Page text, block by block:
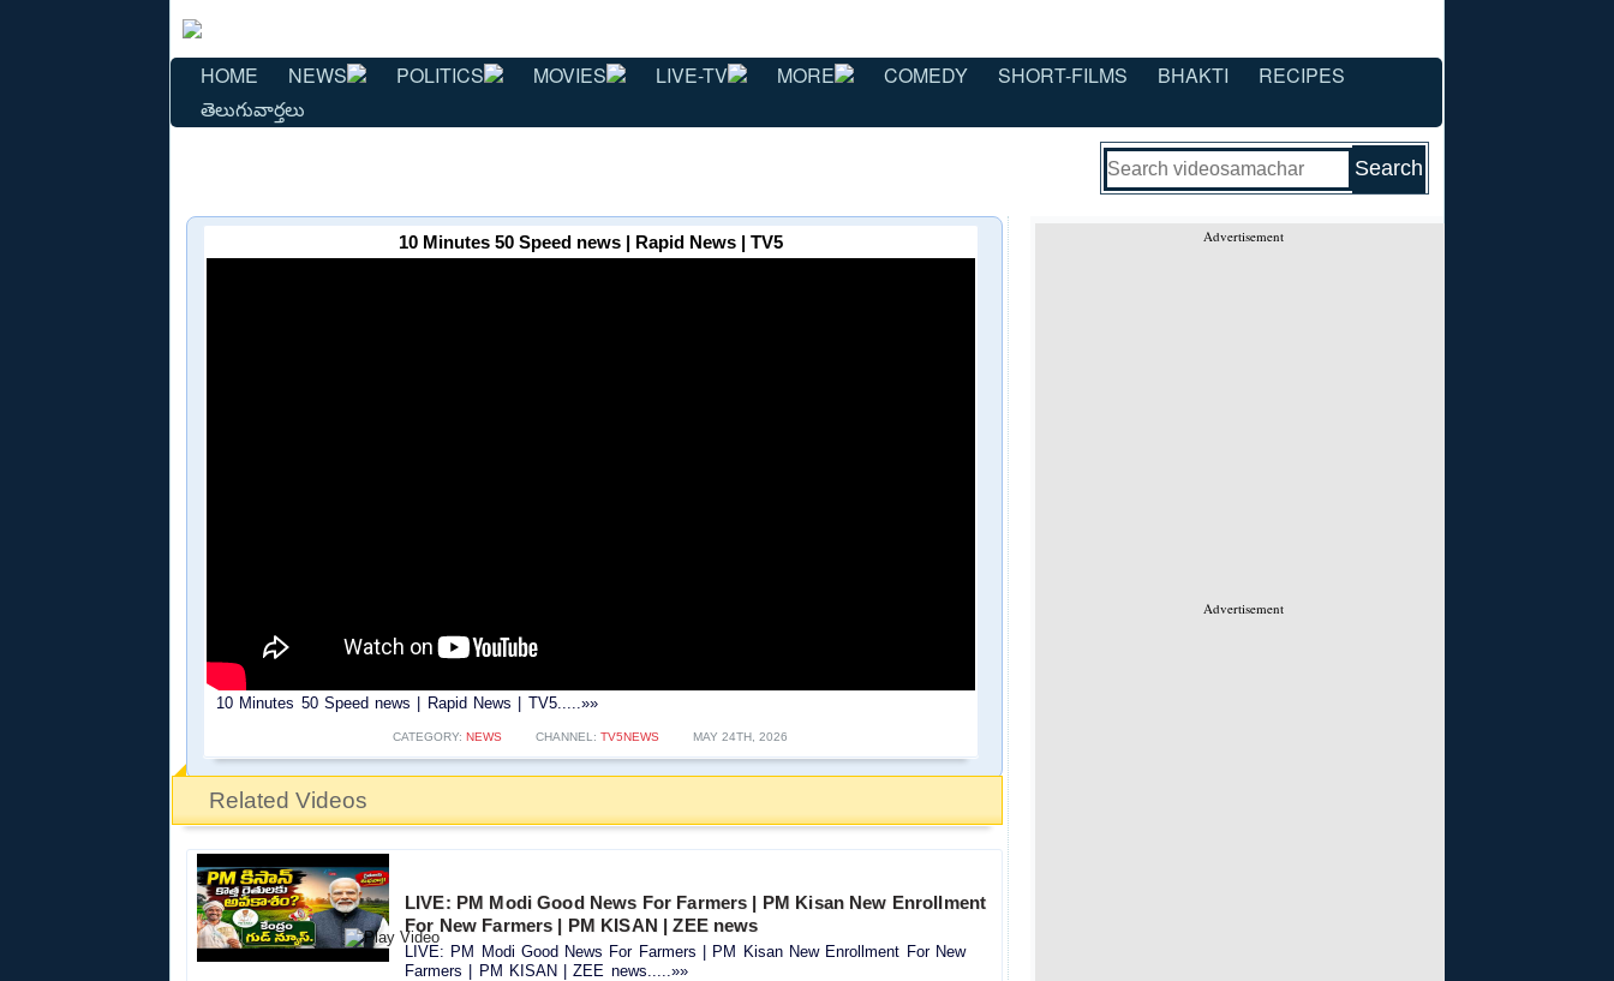
HOME NEWS POLITICS MOVIES LIVE-TV MORE COMEDY SHORT-FILMS BHAKTI
RECIPES
తెలుగువార్తలు
Advertisement
Advertisement
10 Minutes 50 Speed news | Rapid News | TV5
10 Minutes 50 Speed news | Rapid News | TV5.....»»
CATEGORY: NEWS CHANNEL:TV5NEWS MAY 24TH, 2026
Related Videos
LIVE: PM Modi Good News For Farmers | PM Kisan New Enrollment
For New Farmers | PM KISAN | ZEE news
LIVE: PM Modi Good News For Farmers | PM Kisan New Enrollment For New
Farmers | PM KISAN | ZEE news.....»»